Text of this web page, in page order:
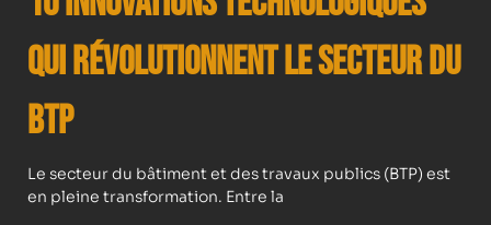
qui Révolutionnent le Secteur du
BTP
Le secteur du bâtiment et des travaux publics (BTP) est
en pleine transformation. Entre la